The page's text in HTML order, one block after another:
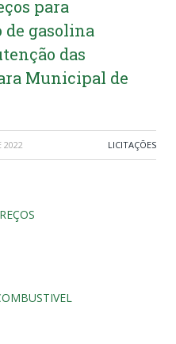
para
gasolina
das
Municipal de
2022 LICITAÇÕES